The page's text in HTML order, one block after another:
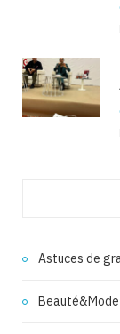
Astuces de
Beauté&Mode